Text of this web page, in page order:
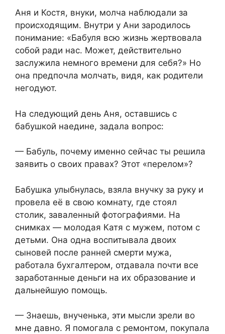
Аня и Костя, внуки, молча наблюдали за
происходящим. Внутри у Ани зародилось
понимание: «Бабуля всю жизнь жертвовала
собой ради нас. Может, действительно
заслужила немного времени для себя?» Но
она предпочла молчать, видя, как родители
негодуют.
На следующий день Аня, оставшись с
бабушкой наедине, задала вопрос:
— Бабуль, почему именно сейчас ты решила
заявить о своих правах? Этот «перелом»?
Бабушка улыбнулась, взяла внучку за руку и
провела её в свою комнату, где стоял
столик, заваленный фотографиями. На
снимках — молодая Катя с мужем, потом с
детьми. Она одна воспитывала двоих
сыновей после ранней смерти мужа,
работала бухгалтером, отдавала почти все
заработанные деньги на их образование и
дальнейшую помощь.
— Знаешь, внученька, эти мысли зрели во
мне давно. Я помогала с ремонтом, покупала